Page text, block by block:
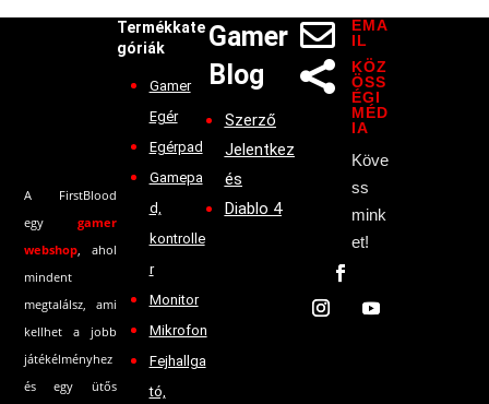
A FirstBlood
egy gamer
webshop, ahol
mindent
megtalálsz, ami
kellhet a jobb
játékélményhez
és egy ütős
Termékkate
góriák
Gamer
Egér
Egérpad
Gamepa
d,
kontrolle
r
Monitor
Mikrofon
Fejhallga
tó,
Gamer
Blog
Szerző
Jelentkez
és
Diablo 4

EMA
IL

KÖZ
ÖSS
ÉGI
MÉD
IA
Köve
ss
mink
et!